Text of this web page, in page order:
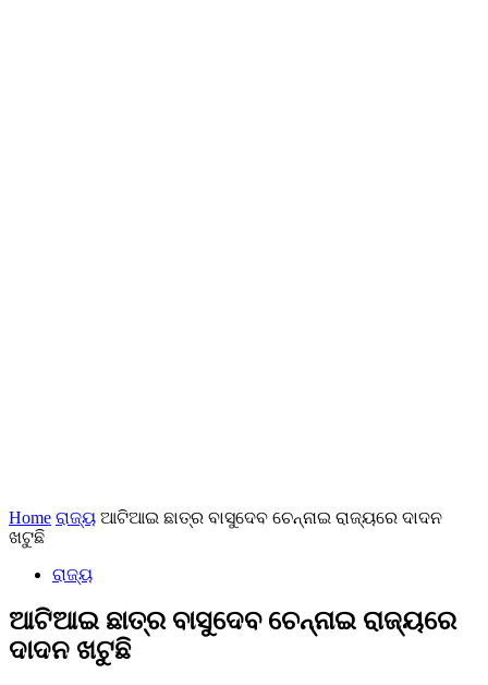
Home ରାଜ୍ୟ ଆଟିଆଇ ଛାତ୍ର ବାସୁଦେବ ଚେନ୍ନାଇ ରାଜ୍ୟରେ ଦାଦନ
ଖଟୁଛି
ରାଜ୍ୟ
ଆଟିଆଇ ଛାତ୍ର ବାସୁଦେବ ଚେନ୍ନାଇ ରାଜ୍ୟରେ
ଦାଦନ ଖଟୁଛି